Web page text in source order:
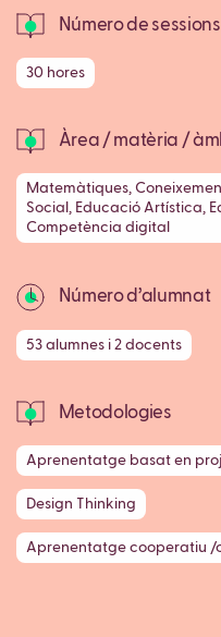
Número de sessions
30 hores
Àrea / matèria /
Matemàtiques,
Social, Educació Artística,
Competència digital
Número d’alumnat
53 alumnes i 2 docents
Metodologies
Aprenentatge basat en
Design Thinking
Aprenentatge cooperatiu /